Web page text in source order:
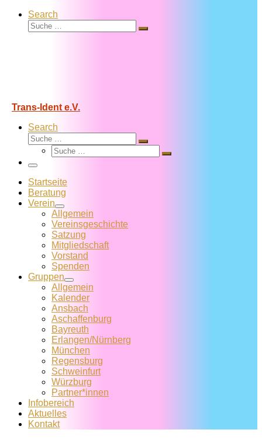
Search
Suche
Suche
Trans-Ident e.V.
Search
Suche
Suche
Suche
Suche
Menü
Startseite
Beratung
Verein
Allgemein
Vereins­geschichte
Satzung
Mitglied­schaft
Vorstand
Spenden
Gruppen
Allgemein
Kalender
Ansbach
Aschaffenburg
Bayreuth
Erlangen/Nürnberg
München
Regensburg
Schweinfurt
Würzburg
Partner*innen
Infobereich
Aktuelles
Kontakt